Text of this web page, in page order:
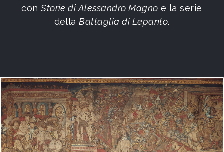
conStorie di Alessandro Magno e la serie
dellaBattaglia di Lepanto.